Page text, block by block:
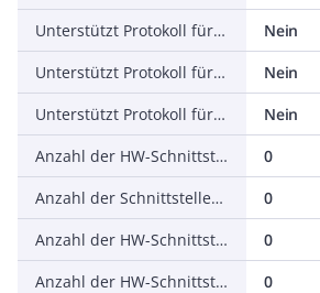
Unterstützt Protokoll für PROFIsafe
Nein
Unterstützt Protokoll für SafetyBUS p
Nein
Unterstützt Protokoll für sonstige Bussysteme
Nein
Anzahl der HW-Schnittstellen Industrial Ethernet
0
Anzahl der Schnittstellen PROFINET
0
Anzahl der HW-Schnittstellen seriell RS-232
0
Anzahl der HW-Schnittstellen seriell RS-422
0